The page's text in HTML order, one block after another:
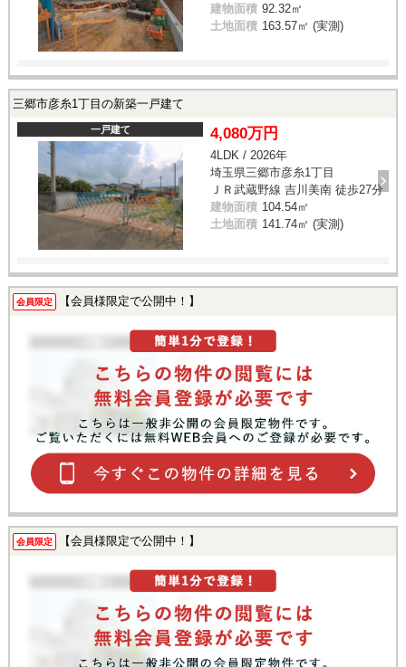
建物面積 92.32㎡
土地面積 163.57㎡ (実測)
三郷市彦糸1丁目の新築一戸建て
一戸建て 4,080万円
4LDK / 2026年
埼玉県三郷市彦糸1丁目
ＪＲ武蔵野線 吉川美南 徒歩27分
建物面積 104.54㎡
土地面積 141.74㎡ (実測)
会員限定 【会員様限定で公開中！】
会員限定 【会員様限定で公開中！】